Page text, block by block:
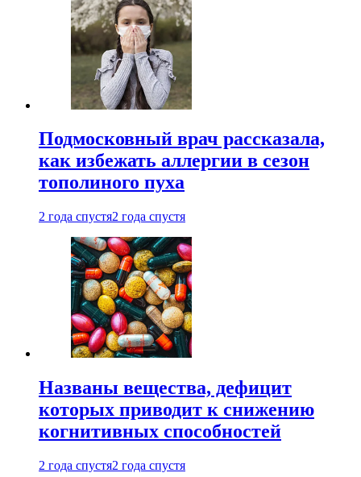
Подмосковный врач рассказала,
как избежать аллергии в сезон
тополиного пуха
2 года спустя2 года спустя
Названы вещества, дефицит
которых приводит к снижению
когнитивных способностей
2 года спустя2 года спустя